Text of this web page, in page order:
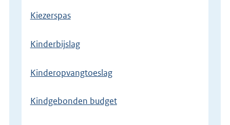
Kiezerspas
Kinderbijslag
Kinderopvangtoeslag
Kindgebonden budget